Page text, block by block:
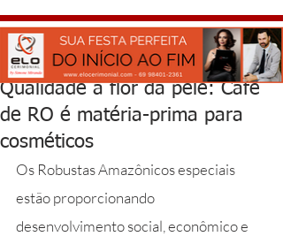
Qualidade à flor da pele: Café
de RO é matéria-prima para
cosméticos
Os Robustas Amazônicos especiais
estão proporcionando
desenvolvimento social, econômico e